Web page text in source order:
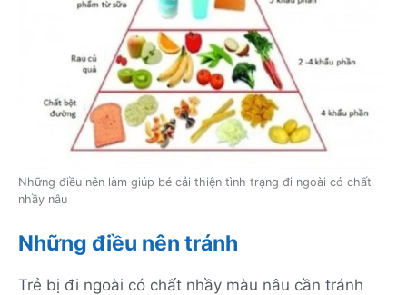
Những điều nên làm giúp bé cải thiện tình trạng đi ngoài có chất
nhầy nâu
Những điều nên tránh
Trẻ bị đi ngoài có chất nhầy màu nâu cần tránh